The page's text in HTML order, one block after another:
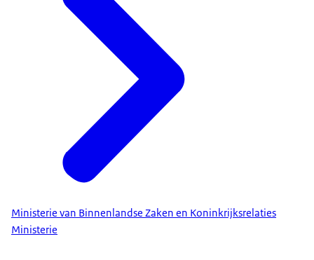
Ministerie van Binnenlandse Zaken en Koninkrijksrelaties
Ministerie